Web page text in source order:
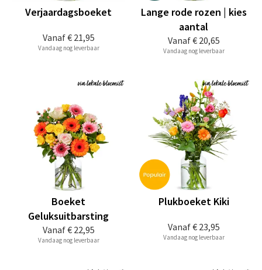
Vanaf€ 21,95
Verjaardagsboeket
Vandaag nog leverbaar
Vanaf€ 20,65
Lange rode rozen | kies
aantal
Vandaag nog leverbaar
Vanaf€ 22,95
Boeket
Geluksuitbarsting
Vandaag nog leverbaar
Vanaf€ 23,95
Plukboeket Kiki
Vandaag nog leverbaar